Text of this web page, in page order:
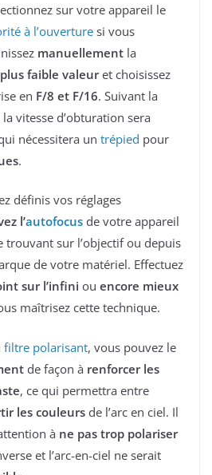
sur votre appareil le
à l’ouverturesi vous
manuellement la
plus faible valeuret choisissez
en F/8 et F/16. Suivant la
vitesse d’obturation sera
nécessitera un trépied pour
.
définis vos réglages
l’autofocus de votre appareil
trouvant sur l’objectif ou depuis
de votre matériel. Effectuez
sur l’infini ou encore mieux
maîtrisez cette technique.
filtre polarisant, vous pouvez le
de façon à renforcer les
, ce qui permettra entre
les couleurs de l’arc en ciel. Il
à ne pas trop polariser
et l’arc-en-ciel ne serait